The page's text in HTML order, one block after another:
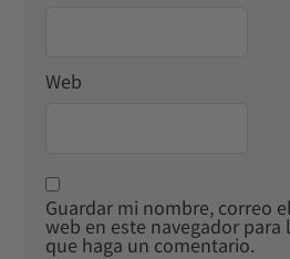
Web
Guardar mi nombre, correo
web en este navegador para
que haga un comentario.